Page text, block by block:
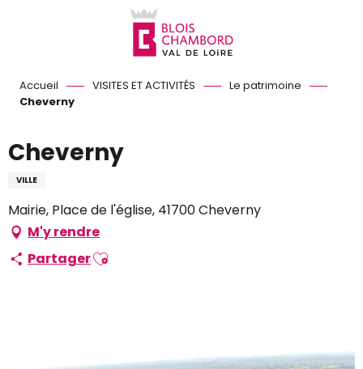
Accueil VISITES ET ACTIVITÉS
Le patrimoine
Cheverny
Cheverny
VILLE
Mairie, Place de l'église, 41700 Cheverny
M'y rendre
PartagerAjouter aux favoris